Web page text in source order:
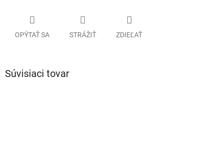
OPÝTAŤ SA STRÁŽIŤ ZDIEĽAŤ
Súvisiaci tovar